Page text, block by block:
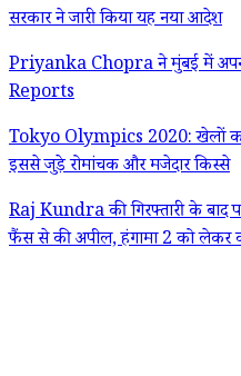
सरकार ने जारी किया यह नया आदेश
Priyanka Chopra ने मुंबई में अपनी
Reports
Tokyo Olympics 2020: खेलों
इससे जुड़े रोमांचक और मजेदार किस्से
Raj Kundra की गिरफ्तारी के बाद
फैंस से की अपील, हंगामा 2 को लेकर